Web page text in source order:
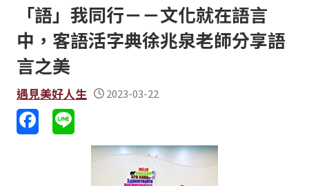
「語」我同行－－文化就在語言
中，客語活字典徐兆泉老師分享語
言之美
遇見美好人生 2023-03-22